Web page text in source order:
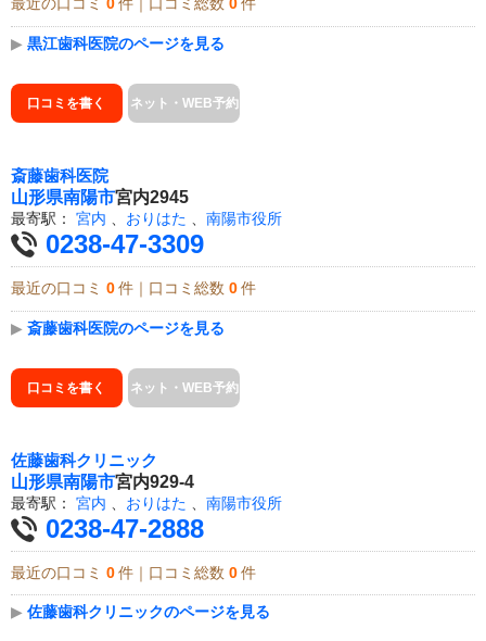
最近の口コミ 0 件｜口コミ総数 0 件
▶ 黒江歯科医院のページを見る
口コミを書く ネット・WEB予約
斎藤歯科医院
山形県南陽市宮内2945
最寄駅： 宮内 おりはた 南陽市役所
0238-47-3309
最近の口コミ 0 件｜口コミ総数 0 件
▶ 斎藤歯科医院のページを見る
口コミを書く ネット・WEB予約
佐藤歯科クリニック
山形県南陽市宮内929-4
最寄駅： 宮内 おりはた 南陽市役所
0238-47-2888
最近の口コミ 0 件｜口コミ総数 0 件
▶ 佐藤歯科クリニックのページを見る